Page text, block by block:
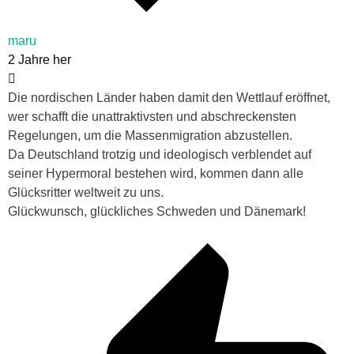
maru
2 Jahre her
Die nordischen Länder haben damit den Wettlauf eröffnet,
wer schafft die unattraktivsten und abschreckensten
Regelungen, um die Massenmigration abzustellen.
Da Deutschland trotzig und ideologisch verblendet auf
seiner Hypermoral bestehen wird, kommen dann alle
Glücksritter weltweit zu uns.
Glückwunsch, glückliches Schweden und Dänemark!